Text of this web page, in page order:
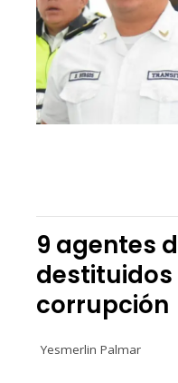
9 agentes
destituidos
corrupción
Yesmerlin Palmar